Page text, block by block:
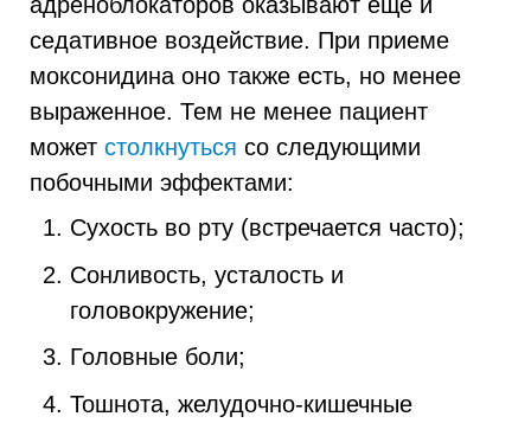
седативное воздействие. При приеме
моксонидина оно также есть, но менее
выраженное. Тем не менее пациент
может столкнуться со следующими
побочными эффектами:
Сухость во рту (встречается часто);
Сонливость, усталость и
головокружение;
Головные боли;
Тошнота, желудочно-кишечные